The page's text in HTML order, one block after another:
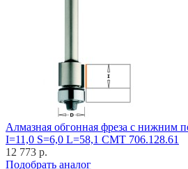
Алмазная обгонная фреза с нижним
I=11,0 S=6,0 L=58,1 CMT 706.128.61
12 773 р.
Подобрать аналог